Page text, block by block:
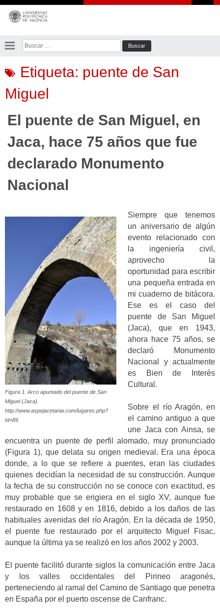
Saltar
contenido
Buscar:
Etiqueta: puente de San
Miguel
El puente de San Miguel, en
Jaca, hace 75 años que fue
declarado Monumento
Nacional
Figura 1. Arco apuntado del puente de San
Miguel (Jaca).
http://www.aspejacetania.com/lugares.php?
Id=89
Siempre que tenemos
un aniversario de algún
evento relacionado con
la ingeniería civil,
aprovecho la
oportunidad para escribir
una pequeña entrada en
mi cuaderno de bitácora.
Ese es el caso del
puente de San Miguel
(Jaca), que en 1943,
ahora hace 75 años, se
declaró Monumento
Nacional y actualmente
es Bien de Interés
Cultural.
Sobre el río Aragón, en
el camino antiguo a que
une Jaca con Ainsa, se
encuentra un puente de perfil alomado, muy pronunciado
(Figura 1), que delata su origen medieval. Era una época
donde, a lo que se refiere a puentes, eran las ciudades
quienes decidían la necesidad de su construcción. Aunque
la fecha de su construcción no se conoce con exactitud, es
muy probable que se erigiera en el siglo XV, aunque fue
restaurado en 1608 y en 1816, debido a los daños de las
habituales avenidas del río Aragón. En la década de 1950,
el puente fue restaurado por el arquitecto Miguel Fisac,
aunque la última ya se realizó en los años 2002 y 2003.
El puente facilitó durante siglos la comunicación entre Jaca
y los valles occidentales del Pirineo aragonés,
perteneciendo al ramal del Camino de Santiago que penetra
en España por el puerto oscense de Canfranc.